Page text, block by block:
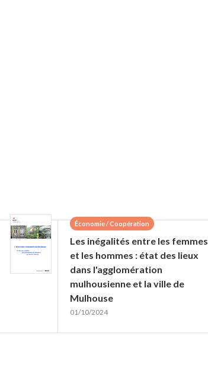
Économie / Coopération
Les inégalités entre les femmes
et les hommes : état des lieux
dans l'agglomération
mulhousienne et la ville de
Mulhouse
01/10/2024